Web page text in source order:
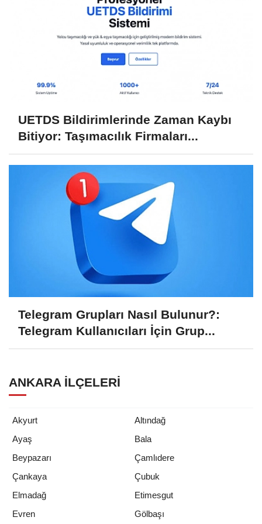
UETDS Bildirimlerinde Zaman Kaybı
Bitiyor: Taşımacılık Firmaları...
Telegram Grupları Nasıl Bulunur?:
Telegram Kullanıcıları İçin Grup...
ANKARA İLÇELERI
Akyurt
Altındağ
Ayaş
Bala
Beypazarı
Çamlıdere
Çankaya
Çubuk
Elmadağ
Etimesgut
Evren
Gölbaşı